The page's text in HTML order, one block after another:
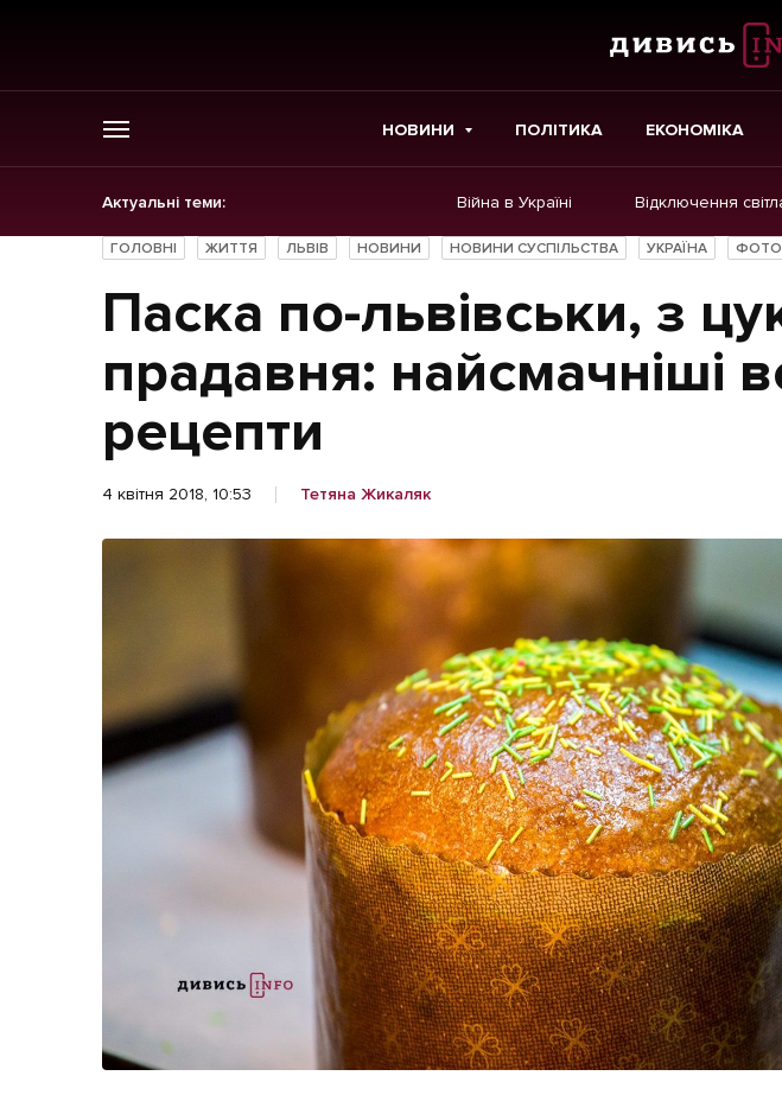
НОВИНИ ПОЛІТИКА ЕКОНОМІКА
Актуальні теми: Війна в Україні Відключення
ГОЛОВНЕ
Новини
Політика
Економіка
Бізнес
Життя
Афіша
ГОЛОВНІ ЖИТТЯ ЛЬВІВ НОВИНИ НОВИНИ СУСПІЛЬСТВА УКРАЇНА
Паска по-львівськи, з
прадавня: найсмачніші
рецепти
4 квітня 2018, 10:53 Тетяна Жикаляк